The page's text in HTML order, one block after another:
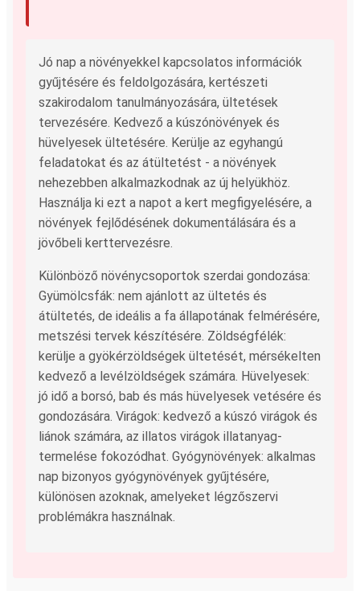
Jó nap a növényekkel kapcsolatos információk
gyűjtésére és feldolgozására, kertészeti
szakirodalom tanulmányozására, ültetések
tervezésére. Kedvező a kúszónövények és
hüvelyesek ültetésére. Kerülje az egyhangú
feladatokat és az átültetést - a növények
nehezebben alkalmazkodnak az új helyükhöz.
Használja ki ezt a napot a kert megfigyelésére, a
növények fejlődésének dokumentálására és a
jövőbeli kerttervezésre.
Különböző növénycsoportok szerdai gondozása:
Gyümölcsfák: nem ajánlott az ültetés és
átültetés, de ideális a fa állapotának felmérésére,
metszési tervek készítésére. Zöldségfélék:
kerülje a gyökérzöldségek ültetését, mérsékelten
kedvező a levélzöldségek számára. Hüvelyesek:
jó idő a borsó, bab és más hüvelyesek vetésére és
gondozására. Virágok: kedvező a kúszó virágok és
liánok számára, az illatos virágok illatanyag-
termelése fokozódhat. Gyógynövények: alkalmas
nap bizonyos gyógynövények gyűjtésére,
különösen azoknak, amelyeket légzőszervi
problémákra használnak.